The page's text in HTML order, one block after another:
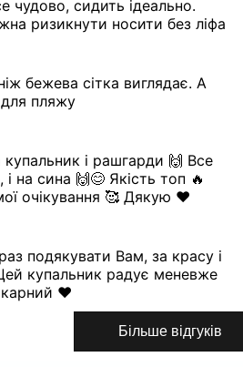
сидить ідеально.
ризикнути носити без ліфа
бежева сітка виглядає. А
для пляжу
і рашгарди 🙌 Все
і на сина 🙌😊 Якість топ 🔥
очікування 🥰 Дякую ❤️
подякувати Вам, за красу і
купальник радує меневже
❤️
Більше відгуків